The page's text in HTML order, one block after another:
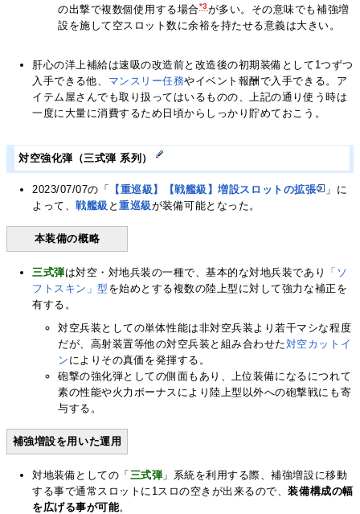
の出撃で複数個使用する場合*3が多い。その意味でも補強増
設を施して空スロット数に余裕を持たせる意義は大きい。
肝心の洋上補給は速吸の改造前と改造後の初期装備として1つずつ
入手できる他、 マンスリー任務やイベント報酬で入手できる。ア
イテム屋さんでも取り扱ってはいるものの、上記の通り使う時は
一度に大量に消費するため日頃からしっかり貯めておこう。
対空強化弾（三式弾 系列）
2023/07/07の「 【重巡級】【戦艦級】増設スロットの拡張
」に
よって、戦艦級 と重巡級が装備可能となった。
本装備の概略
三式弾は対空・対地兵装の一種で、基本的な対地兵装であり
「ソ
フトスキン」型 を始めとする複数の陸上型に対して強力な補正を
有する。
対空兵装としての単体性能は非対空兵装より若干マシな程度
だが、高射装置等他の対空兵装と組み合わせた対空カットイ
ン によりその真価を発揮する。
砲撃の強化弾としての側面もあり、上位装備になるにつれて
素の性能や火力ボーナスにより陸上型以外への砲撃戦にも寄
与する。
補強増設を用いた運用
対地装備としての「 三式弾」系統を利用する際、補強増設に移動
する事で通常スロットに1スロの空きが出来るので、装備構成の幅
を広げる事が可能。